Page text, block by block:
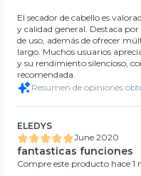
El secador de cabello es
y calidad general. Destaca
de uso, además de ofrecer
largo. Muchos usuarios
y su rendimiento silencioso,
recomendada.
Resumen de opiniones
ELEDYS
June 2020
fantasticas funciones
Compre este producto hace 1